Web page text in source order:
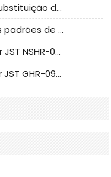
Análise da solução nacional de substituição da linha de alta frequência I-PEX
CLIFF referente à atualização dos padrões de teste de conectores nacionais
Conector JST - Fornece conector JST NSHR-02V-S original | substituto
Conector JST - fornece conector JST GHR-09V-S autêntico | substituto